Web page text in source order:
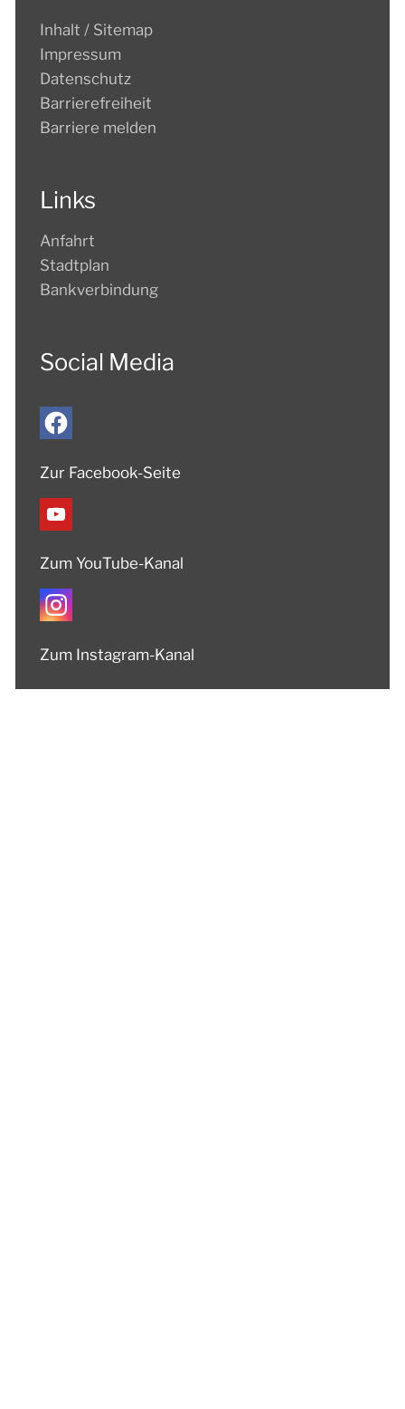
Inhalt / Sitemap
Impressum
Datenschutz
Barrierefreiheit
Barriere melden
Links
Anfahrt
Stadtplan
Bankverbindung
Social Media
Zur Facebook-Seite
Zum YouTube-Kanal
Zum Instagram-Kanal